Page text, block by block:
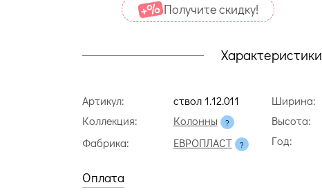
Получите cкидку!
Характеристики
Артикул:
ствол 1.12.011
Коллекция:
Колонны
Фабрика:
ЕВРОПЛАСТ
Ширина:
Высота:
Год:
Оплата